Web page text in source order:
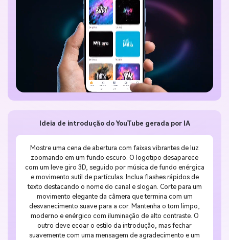
Ideia de introdução do YouTube gerada por IA
Mostre uma cena de abertura com faixas vibrantes de luz
zoomando em um fundo escuro. O logotipo desaparece
com um leve giro 3D, seguido por música de fundo enérgica
e movimento sutil de partículas. Inclua flashes rápidos de
texto destacando o nome do canal e slogan. Corte para um
movimento elegante da câmera que termina com um
desvanecimento suave para a cor. Mantenha o tom limpo,
moderno e enérgico com iluminação de alto contraste. O
outro deve ecoar o estilo da introdução, mas fechar
suavemente com uma mensagem de agradecimento e um